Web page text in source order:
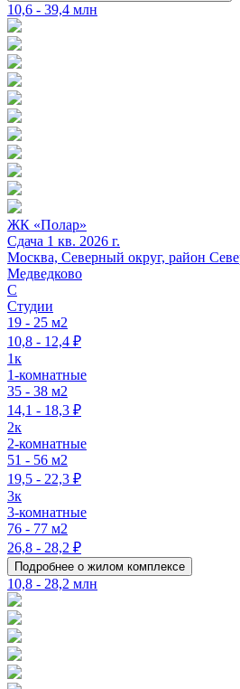
10,6 - 39,4 млн
ЖК «Полар»
Сдача 1 кв. 2026 г.
Москва, Северный округ, район
Медведково
C
Студии
19 - 25 м2
10,8 - 12,4 ₽
1к
1-комнатные
35 - 38 м2
14,1 - 18,3 ₽
2к
2-комнатные
51 - 56 м2
19,5 - 22,3 ₽
3к
3-комнатные
76 - 77 м2
26,8 - 28,2 ₽
Подробнее о жилом комплексе
10,8 - 28,2 млн